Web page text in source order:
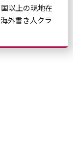
以上の現地在
外書き人クラ